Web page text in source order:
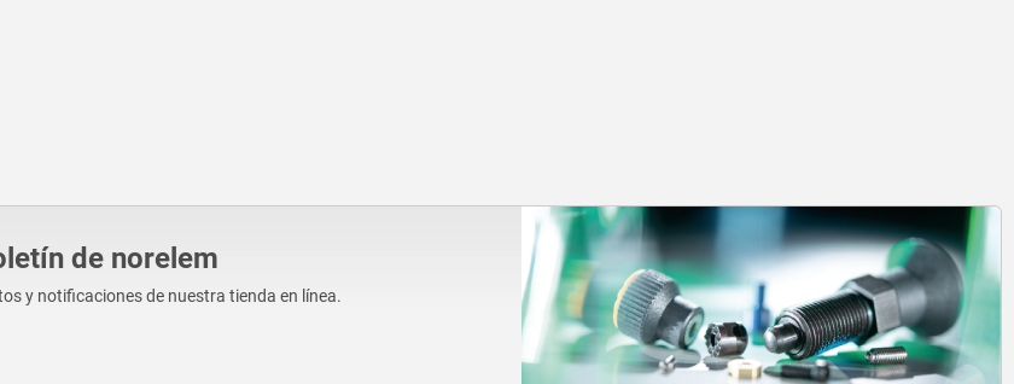
de norelem
y notificaciones de nuestra tienda en línea.